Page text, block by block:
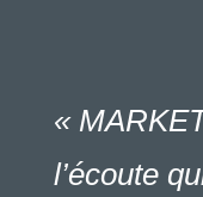
«
l’écoute